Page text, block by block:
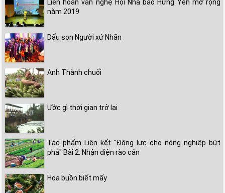
Liên hoan văn nghệ Hội Nhà báo Hưng Yên mở rộng
năm 2019
Dấu son Người xứ Nhãn
Anh Thành chuối
Ước gì thời gian trở lại
Tác phẩm Liên kết "Động lực cho nông nghiệp bứt
phá" Bài 2. Nhận diện rào cản
Hoa buồn biết mấy